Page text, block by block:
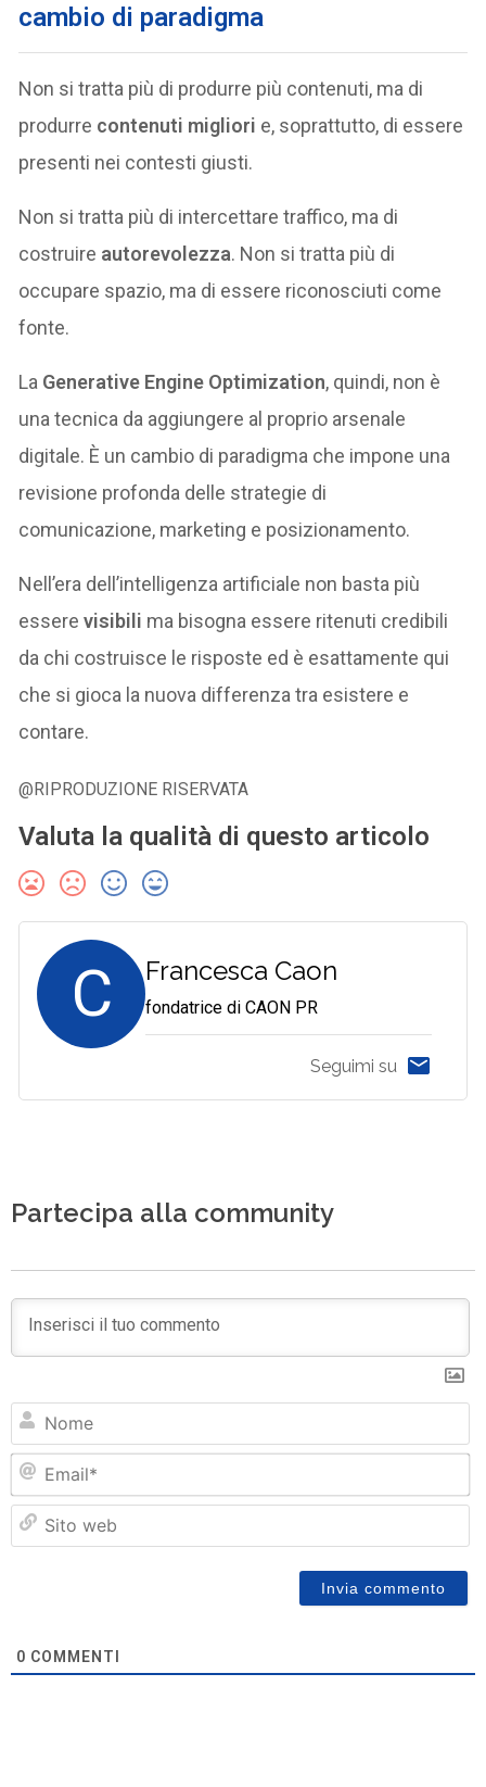
cambio di paradigma
Non si tratta più di produrre più contenuti, ma di
produrre contenuti migliori e, soprattutto, di essere
presenti nei contesti giusti.
Non si tratta più di intercettare traffico, ma di
costruire autorevolezza. Non si tratta più di
occupare spazio, ma di essere riconosciuti come
fonte.
La Generative Engine Optimization, quindi, non è
una tecnica da aggiungere al proprio arsenale
digitale. È un cambio di paradigma che impone una
revisione profonda delle strategie di
comunicazione, marketing e posizionamento.
Nell’era dell’intelligenza artificiale non basta più
esserevisibili ma bisogna essere ritenuti credibili
da chi costruisce le risposte ed è esattamente qui
che si gioca la nuova differenza tra esistere e
contare.
@RIPRODUZIONE RISERVATA
Valuta la qualità di questo articolo
C Francesca Caon
fondatrice di CAON PR
Seguimi su
Partecipa alla community
0 COMMENTI